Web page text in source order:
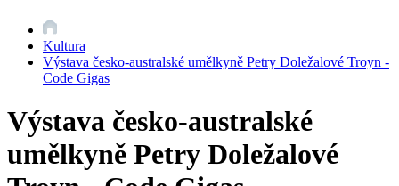
Kultura
Výstava česko-australské umělkyně Petry Doležalové Troyn -
Code Gigas
Výstava česko-australské
umělkyně Petry Doležalové